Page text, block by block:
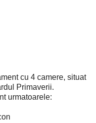
cu 4 camere, situat
Primaverii.
urmatoarele: